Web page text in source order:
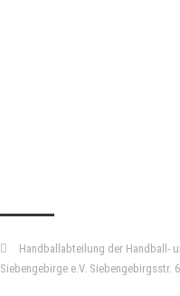
Handballabteilung der Handball-
Siebengebirge e.V. Siebengebirgsstr.